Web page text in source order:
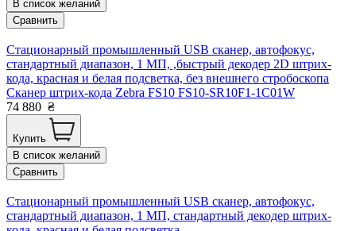
В список желаний
Сравнить
Стационарный промышленный USB сканер, автофокус,
стандартный диапазон, 1 МП, ,быстрый декодер 2D штрих-
кода, красная и белая подсветка, без внешнего стробоскопа
Сканер штрих-кода Zebra FS10 FS10-SR10F1-1C01W
74 880 ₴
Купить
В список желаний
Сравнить
Стационарный промышленный USB сканер, автофокус,
стандартный диапазон, 1 МП, стандартный декодер штрих-